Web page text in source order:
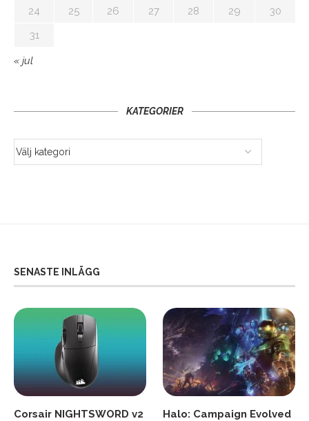
24
25 26 27 28 29
30
31
« jul
KATEGORIER
SENASTE INLÄGG
Corsair NIGHTSWORD v2
Halo: Campaign Evolved